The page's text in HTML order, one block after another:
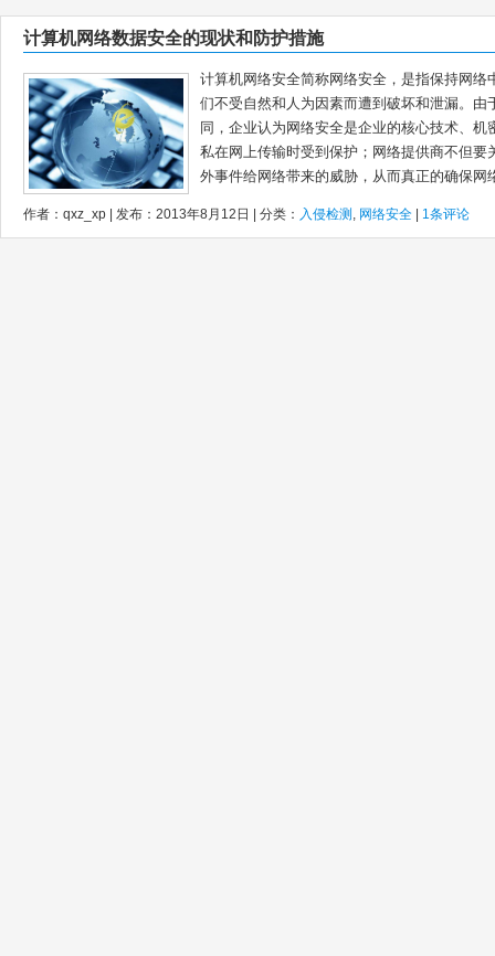
计算机网络数据安全的现状和防护措施
计算机网络安全简称网络安全，是指保持网
们不受自然和人为因素而遭到破坏和泄漏。
同，企业认为网络安全是企业的核心技术、
私在网上传输时受到保护；网络提供商不但
外事件给网络带来的威胁，从而真正的确保网
作者：qxz_xp | 发布：2013年8月12日 | 分类： 入侵检测 , 网络安全 1条评论